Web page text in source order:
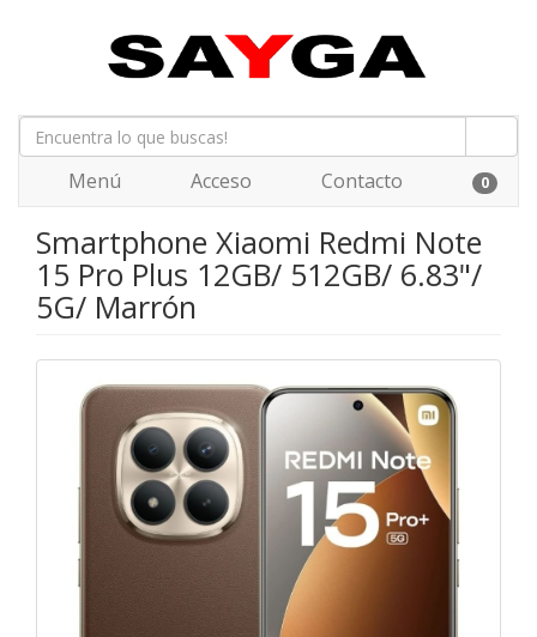
Menú Acceso Contacto 0
Smartphone Xiaomi Redmi Note
15 Pro Plus 12GB/ 512GB/ 6.83"/
5G/ Marrón